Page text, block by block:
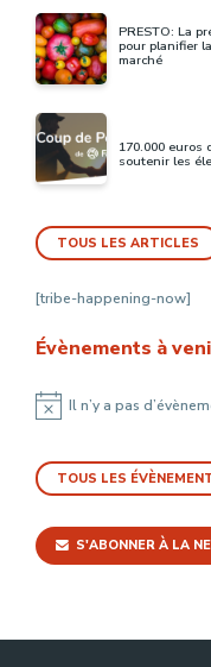
PRESTO: La
pour planifier
marché
170.000 euros
soutenir les
TOUS LES ARTICLES
[tribe-happening-now]
Évènements à
NoticeIl n’y a pas
TOUS LES
S'ABONNER À LA